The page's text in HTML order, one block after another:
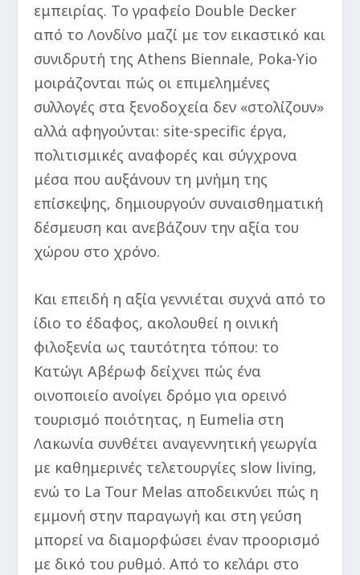
εμπειρίας. Το γραφείο Double Decker
από το Λονδίνο μαζί με τον εικαστικό και
συνιδρυτή της Athens Biennale, Poka-Yio
μοιράζονται πώς οι επιμελημένες
συλλογές στα ξενοδοχεία δεν «στολίζουν»
αλλά αφηγούνται: site-specific έργα,
πολιτισμικές αναφορές και σύγχρονα
μέσα που αυξάνουν τη μνήμη της
επίσκεψης, δημιουργούν συναισθηματική
δέσμευση και ανεβάζουν την αξία του
χώρου στο χρόνο.
Και επειδή η αξία γεννιέται συχνά από το
ίδιο το έδαφος, ακολουθεί η οινική
φιλοξενία ως ταυτότητα τόπου: το
Κατώγι Αβέρωφ δείχνει πώς ένα
οινοποιείο ανοίγει δρόμο για ορεινό
τουρισμό ποιότητας, η Eumelia στη
Λακωνία συνθέτει αναγεννητική γεωργία
με καθημερινές τελετουργίες slow living,
ενώ το La Tour Melas αποδεικνύει πώς η
εμμονή στην παραγωγή και στη γεύση
μπορεί να διαμορφώσει έναν προορισμό
με δικό του ρυθμό. Από το κελάρι στο